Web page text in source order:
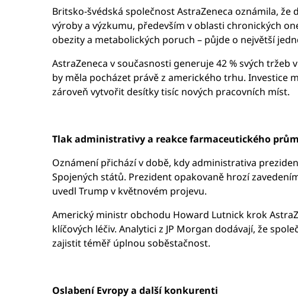
Britsko-švédská společnost AstraZeneca oznámila,
výroby a výzkumu, především v oblasti chronických
obezity a metabolických poruch – půjde o největší
AstraZeneca v současnosti generuje 42 % svých
by měla pocházet právě z amerického trhu. Investice
zároveň vytvořit desítky tisíc nových pracovních míst.
Tlak administrativy a reakce farmaceutického
Oznámení přichází v době, kdy administrativa
Spojených států. Prezident opakovaně hrozí
uvedl Trump v květnovém projevu.
Americký ministr obchodu Howard Lutnick krok
klíčových léčiv. Analytici z JP Morgan dodávají, že
zajistit téměř úplnou soběstačnost.
Oslabení Evropy a další konkurenti